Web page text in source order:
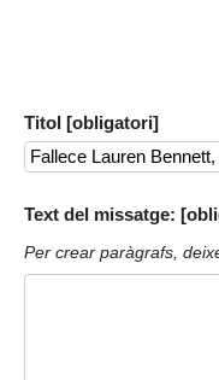
Titol [obligatori]
Text del missatge:
Per crear paràgrafs,